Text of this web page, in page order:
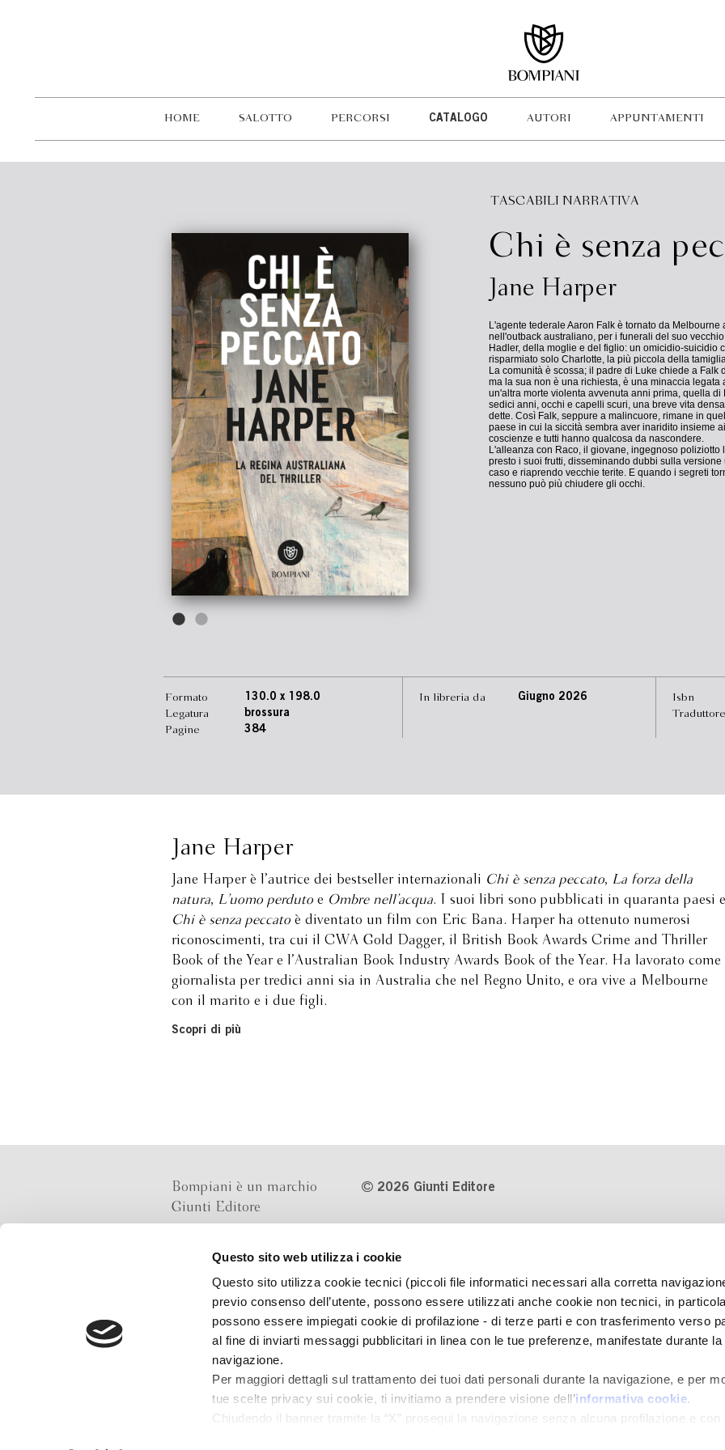
Questo sito web utilizza i cookie
Questo sito utilizza cookie tecnici (piccoli file informatici necessari alla corretta
previo consenso dell’utente, possono essere utilizzati anche cookie non tecnici, in
possono essere impiegati cookie di profilazione - di terze parti e con trasferimento verso
al fine di inviarti messaggi pubblicitari in linea con le tue preferenze, manifestate durante la
navigazione.
Per maggiori dettagli sul trattamento dei tuoi dati personali durante la navigazione, e per
tue scelte privacy sui cookie, ti invitiamo a prendere visione dell’informativa cookie.
Chiudendo il banner tramite la “X” prosegui la navigazione senza alcuna profilazione e con
HOME SALOTTO PERCORSI CATALOGO AUTORI APPUNTAMENTI
TASCABILI NARRATIVA
Chi è senza
Jane Harper
L'agente tederale Aaron Falk è tornato da Melbourne
nell'outback australiano, per i funerali del suo
Hadler, della moglie e del figlio: un omicidio-suicidio
risparmiato solo Charlotte, la più piccola della
La comunità è scossa; il padre di Luke chiede a Falk
ma la sua non è una richiesta, è una minaccia legata
un'altra morte violenta avvenuta anni prima, quella di
sedici anni, occhi e capelli scuri, una breve vita
dette. Così Falk, seppure a malincuore, rimane in
paese in cui la siccità sembra aver inaridito insieme
coscienze e tutti hanno qualcosa da nascondere.
L'alleanza con Raco, il giovane, ingegnoso poliziotto
presto i suoi frutti, disseminando dubbi sulla versione
caso e riaprendo vecchie terite. E quando i segreti
nessuno può più chiudere gli occhi.
Formato
Legatura
Pagine
130.0 x 198.0
brossura
384
In libreria da Giugno 2026
Isbn
Traduttore
Jane Harper
Jane Harper è l’autrice dei bestseller internazionali Chi è senza peccato, La forza della
natura, L’uomo perduto e Ombre nell’acqua. I suoi libri sono pubblicati in quaranta paesi e
Chi è senza peccato è diventato un film con Eric Bana. Harper ha ottenuto numerosi
riconoscimenti, tra cui il CWA Gold Dagger, il British Book Awards Crime and Thriller
Book of the Year e l’Australian Book Industry Awards Book of the Year. Ha lavorato come
giornalista per tredici anni sia in Australia che nel Regno Unito, e ora vive a Melbourne
con il marito e i due figli.
Scopri di più
Bompiani è un marchio
Giunti Editore
Via Bolognese 165,
50139 Firenze
Via G.B.Pirelli 30,
20124 Milano
2026 Giunti Editore
Numero d'iscrizione al Registro
Imprese di Milano REA 1327444
Informativa sulla privacy